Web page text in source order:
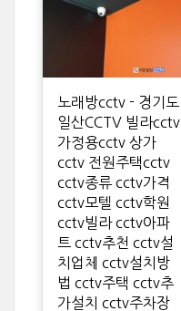
노래방cctv - 경기도
일산CCTV 빌라cctv
가정용cctv 상가
cctv 전원주택cctv
cctv종류 cctv가격
cctv모텔 cctv학원
cctv빌라 cctv아파
트 cctv추천 cctv설
치업체 cctv설치방
법 cctv주택 cctv추
가설치 cctv주차장